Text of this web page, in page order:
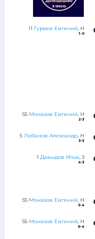
11 Гуреев Евгений, Н
1-0
55 Монахов Евгений, Н
2-3
5 Лобанов Александр, Н
3-3
1 Давыдов Илья, З
4-3
55 Монахов Евгений, Н
5-4
55 Монахов Евгений, Н
6-4